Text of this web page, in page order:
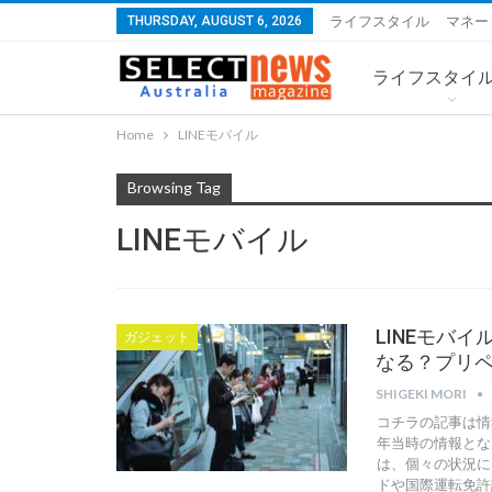
THURSDAY, AUGUST 6, 2026 ライフスタイル マネー
ライフスタイ
Home LINEモバイル
Browsing Tag
LINEモバイル
ガジェット
LINEモバイ
なる？プリ
SHIGEKI MORI
コチラの記事は
年当時の情報と
は、個々の状況
ドや国際運転免